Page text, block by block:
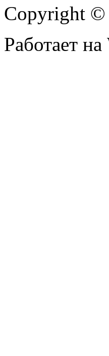
Copyright
Работает